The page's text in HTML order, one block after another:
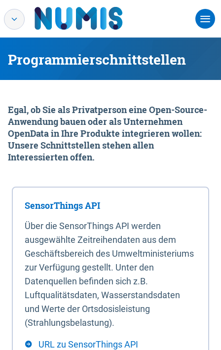
Programmierschnittstellen
Egal, ob Sie als Privatperson eine Open-Source-
Anwendung bauen oder als Unternehmen
OpenData in Ihre Produkte integrieren wollen:
Unsere Schnittstellen stehen allen
Interessierten offen.
SensorThings API
Über die SensorThings API werden
ausgewählte Zeitreihendaten aus dem
Geschäftsbereich des Umweltministeriums
zur Verfügung gestellt. Unter den
Datenquellen befinden sich z.B.
Luftqualitätsdaten, Wasserstandsdaten
und Werte der Ortsdosisleistung
(Strahlungsbelastung).
URL zu SensorThings API